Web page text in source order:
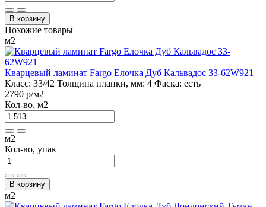
В корзину
Похожие товары
м2
Кварцевый ламинат Fargo Елочка Дуб Кальвадос 33-62W921
Класс: 33/42 Толщина планки, мм: 4 Фаска: есть
2790 р/м2
Кол-во, м2
м2
Кол-во, упак
В корзину
м2